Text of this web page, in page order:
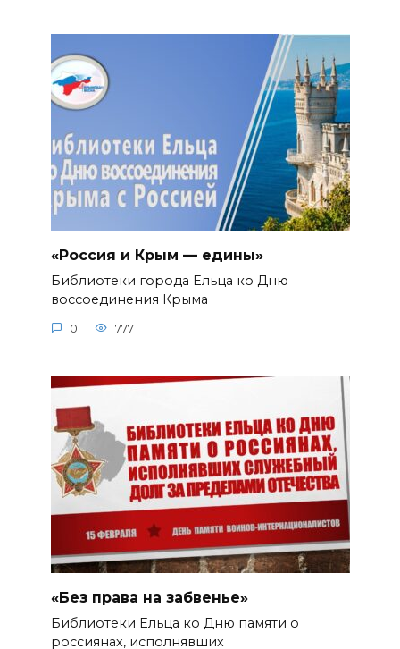
«Россия и Крым — едины»
Библиотеки города Ельца ко Дню
воссоединения Крыма
0 777
«Без права на забвенье»
Библиотеки Ельца ко Дню памяти о
россиянах, исполнявших